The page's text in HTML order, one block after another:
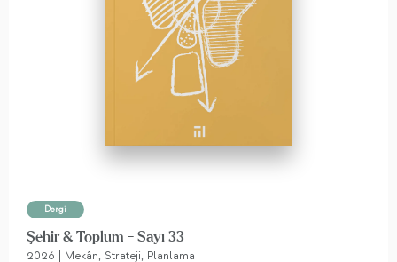
Dergi
Şehir & Toplum - Sayı 33
2026 | Mekân, Strateji, Planlama